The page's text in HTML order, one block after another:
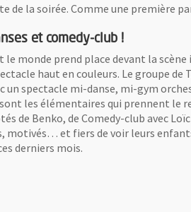
en cette journée chaude et ensoleillée
en cette journée chaude et ensoleillée
de la soirée. Comme une première
et comedy-club !
le monde prend place devant la
haut en couleurs. Le groupe
un spectacle mi-danse, mi-gym
sont les élémentaires qui prennent le
de Benko, de Comedy-club avec
motivés… et fiers de voir leurs
derniers mois.